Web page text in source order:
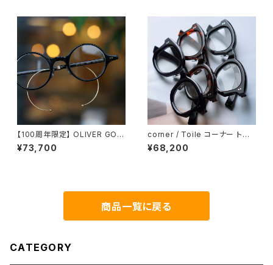
【100周年限定】 OLIVER GOL
DSMITH / オリバーゴールドス
ミス BULL DOG 2026年限定
¥73,700
corner / Toile コーナー トワ
ル <orner
¥68,200
商品一覧に戻る
CATEGORY